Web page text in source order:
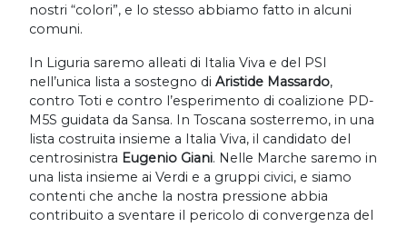
nostri “colori”, e lo stesso abbiamo fatto in alcuni
comuni.
In Liguria saremo alleati di Italia Viva e del PSI
nell’unica lista a sostegno di Aristide Massardo,
contro Toti e contro l’esperimento di coalizione PD-
M5S guidata da Sansa. In Toscana sosterremo, in una
lista costruita insieme a Italia Viva, il candidato del
centrosinistra Eugenio Giani. Nelle Marche saremo in
una lista insieme ai Verdi e a gruppi civici, e siamo
contenti che anche la nostra pressione abbia
contribuito a sventare il pericolo di convergenza del